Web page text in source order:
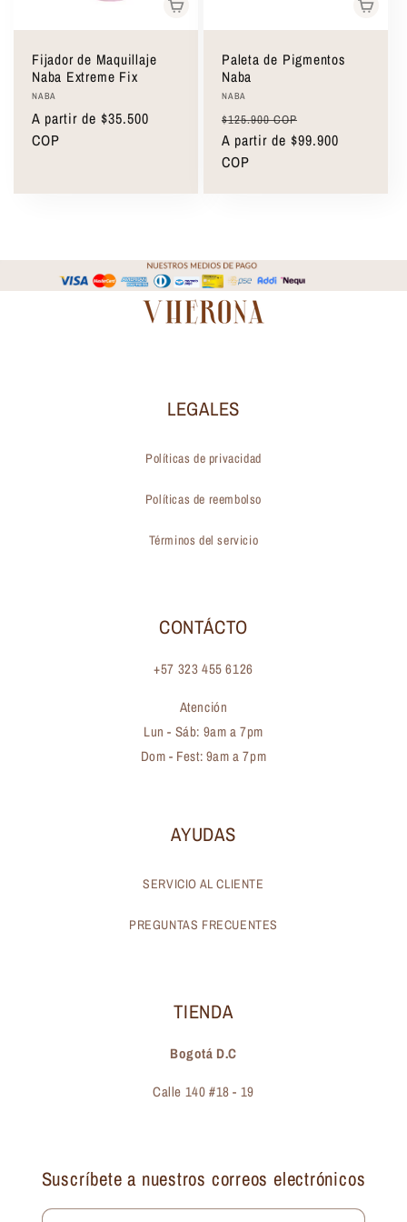
Fijador de Maquillaje
Naba Extreme Fix
Proveedor:
NABA
Precio
habitual
A partir de $35.500
COP
Paleta de Pigmentos
Naba
Proveedor:
NABA
Precio
habitual
$125.900 COP
de
A partir de $99.900
COP
LEGALES
Políticas de privacidad
Políticas de reembolso
Términos del servicio
CONTÁCTO
+57 323 455 6126
Atención
Lun - Sáb: 9am a 7pm
Dom - Fest: 9am a 7pm
AYUDAS
SERVICIO AL CLIENTE
PREGUNTAS FRECUENTES
TIENDA
Bogotá D.C
Calle 140 #18 - 19
Suscríbete a nuestros correos electrónicos